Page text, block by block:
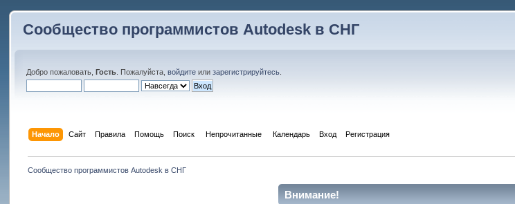
Сообщество программистов Autodesk в СНГ
Добро пожаловать,Гость . Пожалуйста,войдите илизарегистрируйтесь
Начало Сайт Правила Помощь Поиск Непрочитанные Календарь Вход Регистрация
Сообщество программистов Autodesk в СНГ
Внимание!